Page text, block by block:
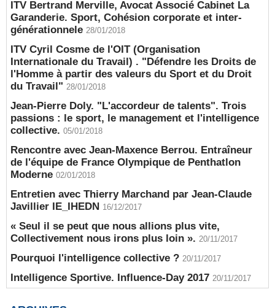
ITV Bertrand Merville, Avocat Associé Cabinet La
Garanderie. Sport, Cohésion corporate et inter-
générationnele 28/01/2018
ITV Cyril Cosme de l'OIT (Organisation
Internationale du Travail) . "Défendre les Droits de
l'Homme à partir des valeurs du Sport et du Droit
du Travail" 28/01/2018
Jean-Pierre Doly. "L'accordeur de talents". Trois
passions : le sport, le management et l'intelligence
collective. 05/01/2018
Rencontre avec Jean-Maxence Berrou. Entraîneur
de l'équipe de France Olympique de Penthatlon
Moderne 02/01/2018
Entretien avec Thierry Marchand par Jean-Claude
Javillier IE_IHEDN 16/12/2017
« Seul il se peut que nous allions plus vite,
Collectivement nous irons plus loin ». 20/11/2017
Pourquoi l'intelligence collective ? 20/11/2017
Intelligence Sportive. Influence-Day 2017 20/11/2017